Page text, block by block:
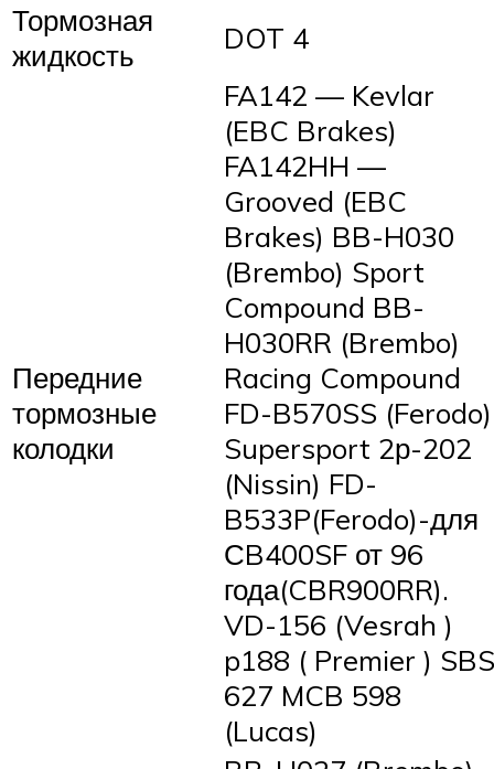
Тормозная
жидкость
DOT 4
Передние
тормозные
колодки
FA142 — Kevlar
(EBC Brakes)
FA142HH —
Grooved (EBC
Brakes) BB-H030
(Brembo) Sport
Compound BB-
H030RR (Brembo)
Racing Compound
FD-B570SS (Ferodo)
Supersport 2р-202
(Nissin) FD-
B533P(Ferodo)-для
СB400SF от 96
года(CBR900RR).
VD-156 (Vesrah )
p188 ( Premier ) SBS
627 MCB 598
(Lucas)